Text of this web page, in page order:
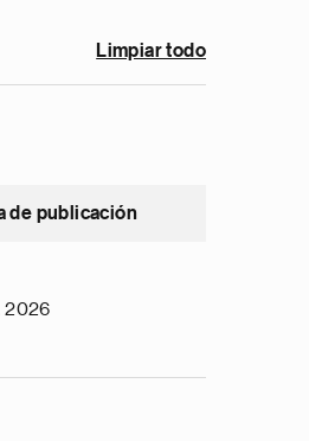
Limpiar todo
de publicación
2026